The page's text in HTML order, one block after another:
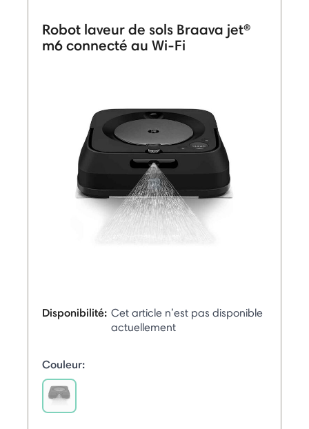
Robot laveur de sols Braava jet®
m6 connecté au Wi-Fi
Disponibilité: Cet article n’est pas disponible
actuellement
Couleur: